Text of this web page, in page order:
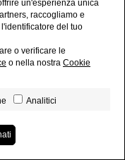
by
un'esperienza unica
raccogliamo e
del tuo
o verificare le
o nella nostra Cookie
Analitici